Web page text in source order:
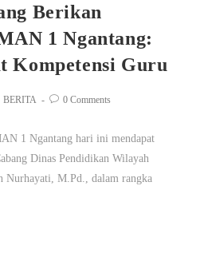
Berikan
1 Ngantang:
Kompetensi Guru
BERITA 0 Comments
1 Ngantang hari ini mendapat
Dinas Pendidikan Wilayah
Nurhayati, M.Pd., dalam rangka